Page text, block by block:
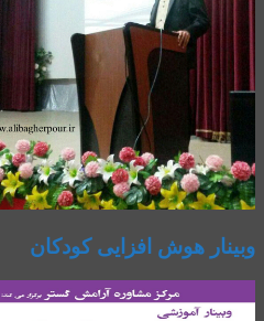
وبینار هوش افزایی کودکان